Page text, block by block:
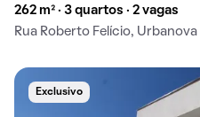
262 m² · 3 quartos · 2 vagas
Rua Roberto Felício, Urbanova
Exclusivo